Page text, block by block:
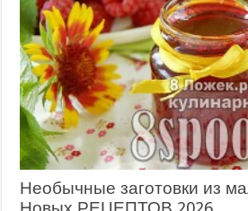
Необычные заготовки из